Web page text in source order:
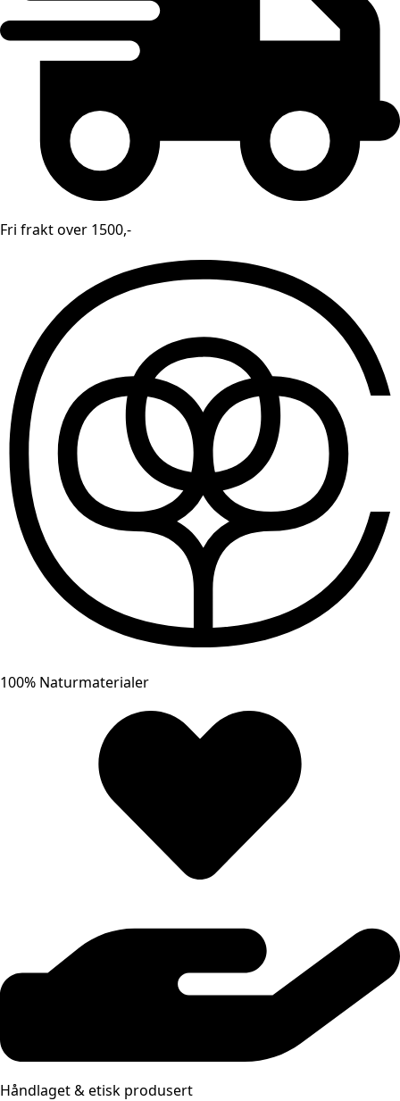
Fri frakt over 1500,-
100% Naturmaterialer
Håndlaget & etisk produsert